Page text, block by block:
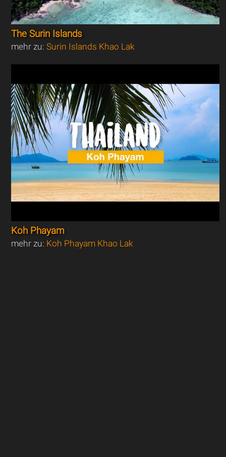
The Surin Islands
mehr zu:Surin Islands Khao Lak
Koh Phayam
mehr zu: Koh Phayam Khao Lak